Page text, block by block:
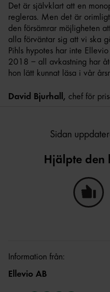
Det är självklart att en
regleras. Men det är
den försämrar möjligheten
alla förväntar sig att vi ska
Pihls hypotes har inte
2018 – all avkastning har
hon lätt kunnat läsa i vår
David Bjurhall, chef för
Sidan
Hjälpte den
Information från:
Ellevio AB